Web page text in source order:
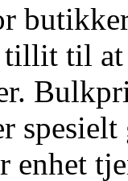
til at
enhet